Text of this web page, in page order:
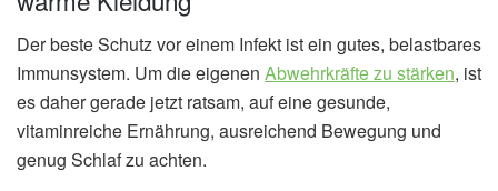
Der beste Schutz vor einem Infekt ist ein gutes, belastbares
Immunsystem. Um die eigenen Abwehrkräfte zu stärken, ist
es daher gerade jetzt ratsam, auf eine gesunde,
vitaminreiche Ernährung, ausreichend Bewegung und
genug Schlaf zu achten.